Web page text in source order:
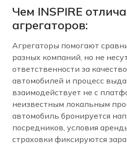
Чем INSPIRE
агрегаторов:
Агрегаторы помогают
разных компаний, но не
ответственности за
автомобилей и процесс
взаимодействует не с
неизвестным локальным
автомобиль бронируется
посредников, условия
страховки фиксируются